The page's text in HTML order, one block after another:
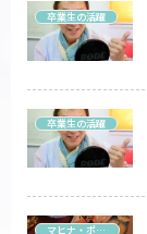
卒業生の活躍
卒業生の活躍
マヒナ・ポエ 先生